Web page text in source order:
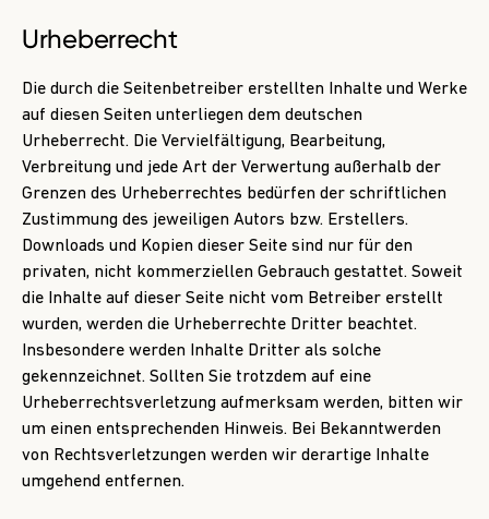
Urheberrecht
Die durch die Seitenbetreiber erstellten Inhalte und Werke
auf diesen Seiten unterliegen dem deutschen
Urheberrecht. Die Vervielfältigung, Bearbeitung,
Verbreitung und jede Art der Verwertung außerhalb der
Grenzen des Urheberrechtes bedürfen der schriftlichen
Zustimmung des jeweiligen Autors bzw. Erstellers.
Downloads und Kopien dieser Seite sind nur für den
privaten, nicht kommerziellen Gebrauch gestattet. Soweit
die Inhalte auf dieser Seite nicht vom Betreiber erstellt
wurden, werden die Urheberrechte Dritter beachtet.
Insbesondere werden Inhalte Dritter als solche
gekennzeichnet. Sollten Sie trotzdem auf eine
Urheberrechtsverletzung aufmerksam werden, bitten wir
um einen entsprechenden Hinweis. Bei Bekanntwerden
von Rechtsverletzungen werden wir derartige Inhalte
umgehend entfernen.